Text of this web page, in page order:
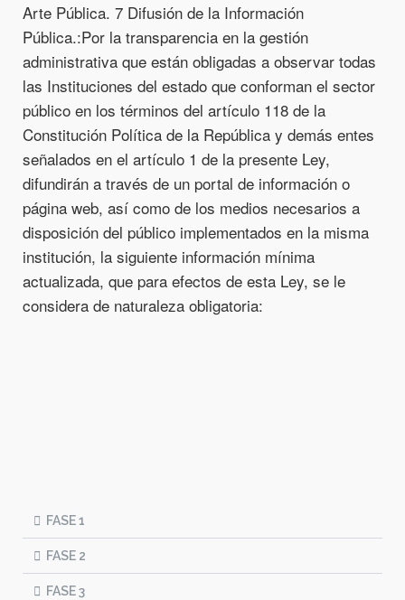
Arte Pública. 7 Difusión de la Información
Pública.:Por la transparencia en la gestión
administrativa que están obligadas a observar todas
las Instituciones del estado que conforman el sector
público en los términos del artículo 118 de la
Constitución Política de la República y demás entes
señalados en el artículo 1 de la presente Ley,
difundirán a través de un portal de información o
página web, así como de los medios necesarios a
disposición del público implementados en la misma
institución, la siguiente información mínima
actualizada, que para efectos de esta Ley, se le
considera de naturaleza obligatoria:
FASE 1
FASE 2
FASE 3